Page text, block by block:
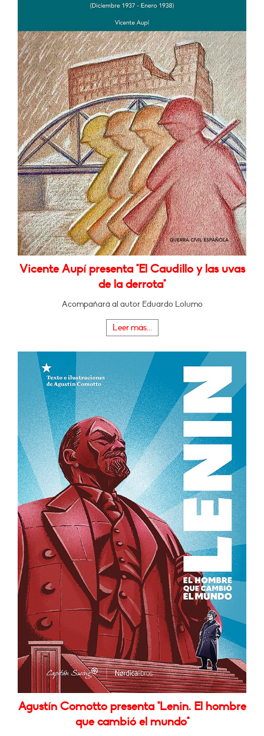
Vicente Aupí presenta "El Caudillo y las uvas
de la derrota"
Acompañará al autor Eduardo Lolumo
Leer más...
Agustín Comotto presenta "Lenin. El hombre
que cambió el mundo"